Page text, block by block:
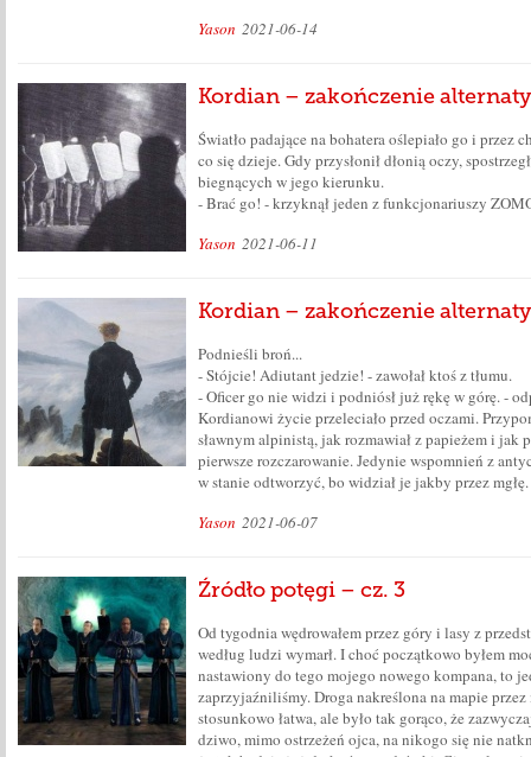
Yason 2021-06-14
Kordian – zakończenie
Światło padające na bohatera oślepiało go i przez
co się dzieje. Gdy przysłonił dłonią oczy,
biegnących w jego kierunku.
- Brać go! - krzyknął jeden z funkcjonariuszy
Yason 2021-06-11
Kordian – zakończenie
Podnieśli broń...
- Stójcie! Adiutant jedzie! - zawołał ktoś z tłumu.
- Oficer go nie widzi i podniósł już rękę w górę. -
Kordianowi życie przeleciało przed oczami.
sławnym alpinistą, jak rozmawiał z papieżem i jak
pierwsze rozczarowanie. Jedynie wspomnień z
w stanie odtworzyć, bo widział je jakby przez mgłę.
Yason 2021-06-07
Źródło potęgi – cz. 3
Od tygodnia wędrowałem przez góry i lasy z
według ludzi wymarł. I choć początkowo byłem
nastawiony do tego mojego nowego kompana, to
zaprzyjaźniliśmy. Droga nakreślona na mapie przez
stosunkowo łatwa, ale było tak gorąco, że
dziwo, mimo ostrzeżeń ojca, na nikogo się nie